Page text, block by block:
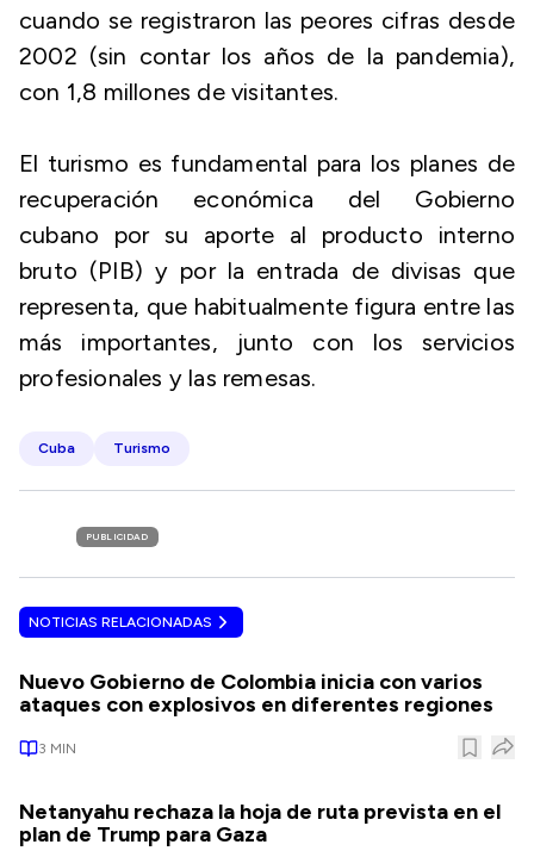
cuando se registraron las peores cifras desde
2002 (sin contar los años de la pandemia),
con 1,8 millones de visitantes.
El turismo es fundamental para los planes de
recuperación económica del Gobierno
cubano por su aporte al producto interno
bruto (PIB) y por la entrada de divisas que
representa, que habitualmente figura entre las
más importantes, junto con los servicios
profesionales y las remesas.
Cuba Turismo
PUBLICIDAD
NOTICIAS RELACIONADAS
Nuevo Gobierno de Colombia inicia con varios
ataques con explosivos en diferentes regiones
3 MIN
Netanyahu rechaza la hoja de ruta prevista en el
plan de Trump para Gaza